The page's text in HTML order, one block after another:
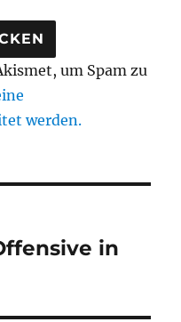
um Spam zu
werden.
in